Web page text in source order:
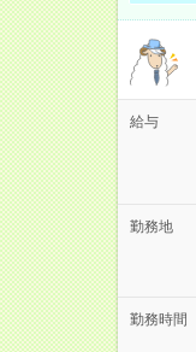
給与
勤務地
勤務時間